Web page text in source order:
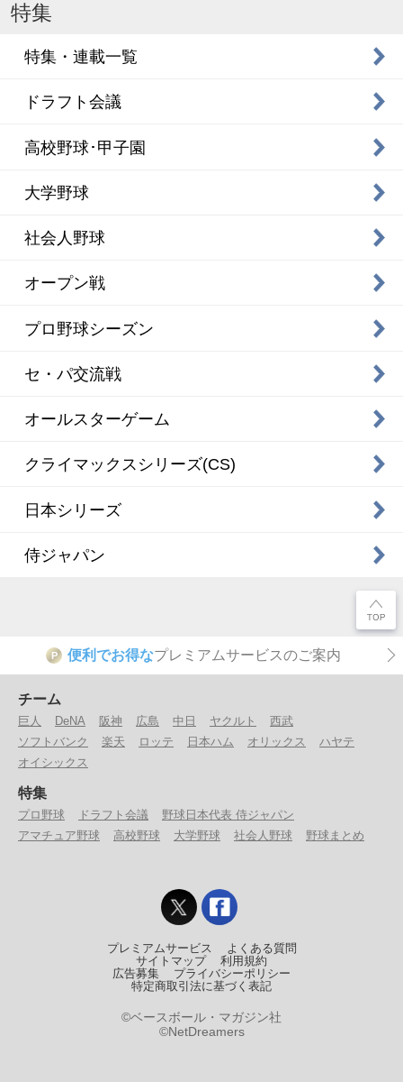
特集
特集・連載一覧
ドラフト会議
高校野球･甲子園
大学野球
社会人野球
オープン戦
プロ野球シーズン
セ・パ交流戦
オールスターゲーム
クライマックスシリーズ(CS)
日本シリーズ
侍ジャパン
P 便利でお得なプレミアムサービスのご案内
チーム
巨人 DeNA 阪神 広島 中日 ヤクルト
西武
ソフトバンク
楽天 ロッテ 日本ハム オリックス
ハヤテ
オイシックス
特集
プロ野球 ドラフト会議
野球日本代表 侍ジャパン
アマチュア野球
高校野球 大学野球 社会人野球 野球まとめ
プレミアムサービス
よくある質問
サイトマップ
利用規約
広告募集
プライバシーポリシー
特定商取引法に基づく表記
©ベースボール・マガジン社
©NetDreamers